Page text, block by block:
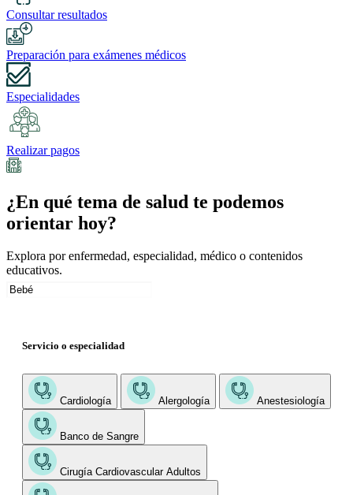
Consultar resultados
Preparación para exámenes médicos
Especialidades
Realizar pagos
¿En qué tema de salud te podemos
orientar hoy?
Explora por enfermedad, especialidad, médico o contenidos
educativos.
Servicio o especialidad
Cardiología Alergología Anestesiología
Banco de Sangre
Cirugía Cardiovascular Adultos